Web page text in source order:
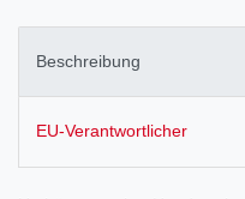
Beschreibung
EU-Verantwortlicher